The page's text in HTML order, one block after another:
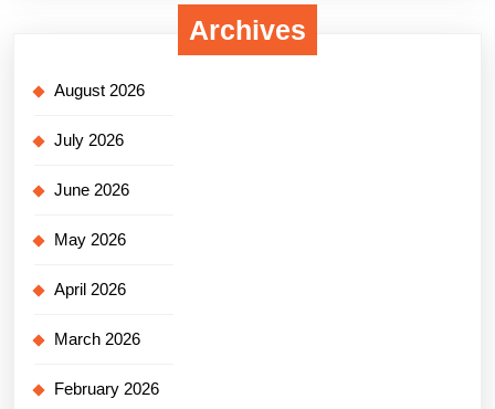
Archives
August 2026
July 2026
June 2026
May 2026
April 2026
March 2026
February 2026